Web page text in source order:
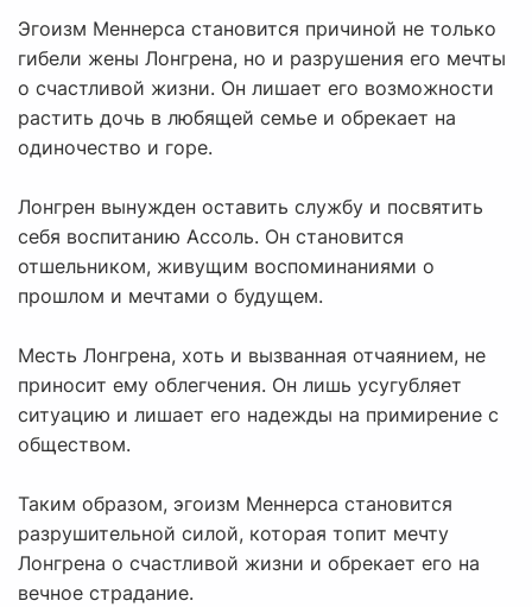
Эгоизм Меннерса становится причиной не только
гибели жены Лонгрена, но и разрушения его мечты
о счастливой жизни. Он лишает его возможности
растить дочь в любящей семье и обрекает на
одиночество и горе.
Лонгрен вынужден оставить службу и посвятить
себя воспитанию Ассоль. Он становится
отшельником, живущим воспоминаниями о
прошлом и мечтами о будущем.
Месть Лонгрена, хоть и вызванная отчаянием, не
приносит ему облегчения. Он лишь усугубляет
ситуацию и лишает его надежды на примирение с
обществом.
Таким образом, эгоизм Меннерса становится
разрушительной силой, которая топит мечту
Лонгрена о счастливой жизни и обрекает его на
вечное страдание.